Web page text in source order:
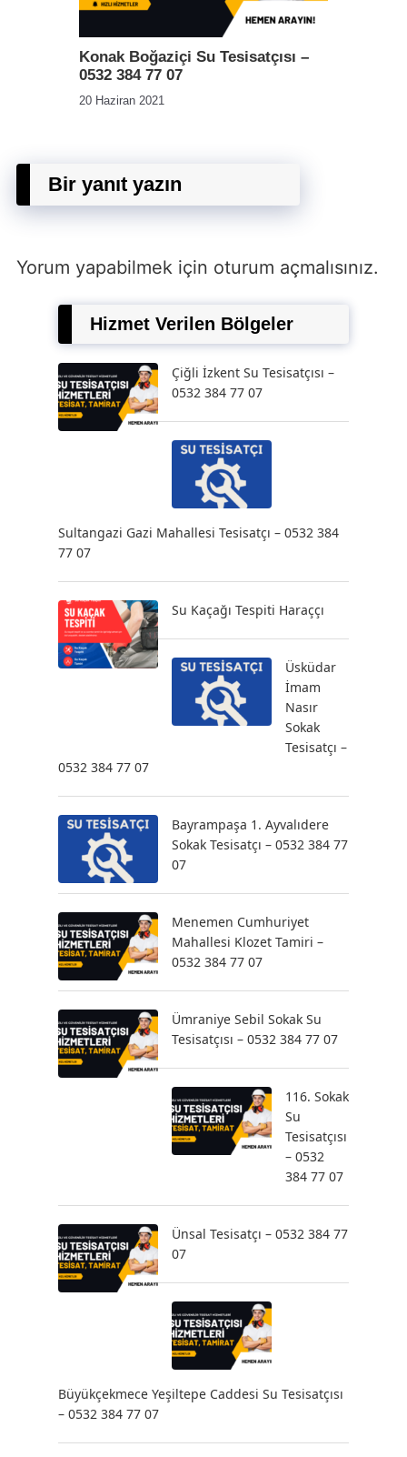
Konak Boğaziçi Su Tesisatçısı –
0532 384 77 07
20 Haziran 2021
Bir yanıt yazın
Yorum yapabilmek için oturum açmalısınız.
Hizmet Verilen Bölgeler
Çiğli İzkent Su Tesisatçısı –
0532 384 77 07
Sultangazi Gazi Mahallesi Tesisatçı – 0532 384
77 07
Su Kaçağı Tespiti Haraççı
Üsküdar
İmam
Nasır
Sokak
Tesisatçı –
0532 384 77 07
Bayrampaşa 1. Ayvalıdere
Sokak Tesisatçı – 0532 384 77
07
Menemen Cumhuriyet
Mahallesi Klozet Tamiri –
0532 384 77 07
Ümraniye Sebil Sokak Su
Tesisatçısı – 0532 384 77 07
116. Sokak
Su
Tesisatçısı
– 0532
384 77 07
Ünsal Tesisatçı – 0532 384 77
07
Büyükçekmece Yeşiltepe Caddesi Su Tesisatçısı
– 0532 384 77 07